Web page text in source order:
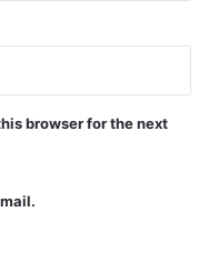
browser for the next